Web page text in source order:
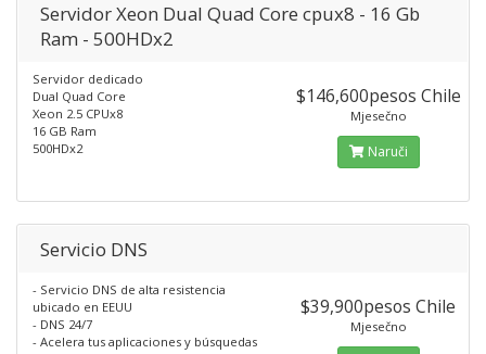
Servidor Xeon Dual Quad Core cpux8 - 16 Gb
Ram - 500HDx2
Servidor dedicado
Dual Quad Core
Xeon 2.5 CPUx8
16 GB Ram
500HDx2
$146,600pesos Chile
Mjesečno
Naruči
Servicio DNS
- Servicio DNS de alta resistencia
ubicado en EEUU
- DNS 24/7
- Acelera tus aplicaciones y búsquedas
$39,900pesos Chile
Mjesečno